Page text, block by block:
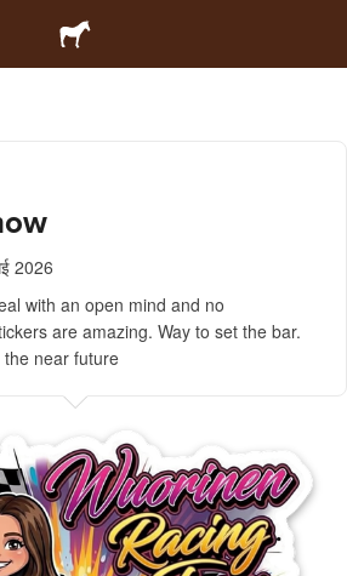
2026
with an open mind and no
are amazing. Way to set the bar.
near future